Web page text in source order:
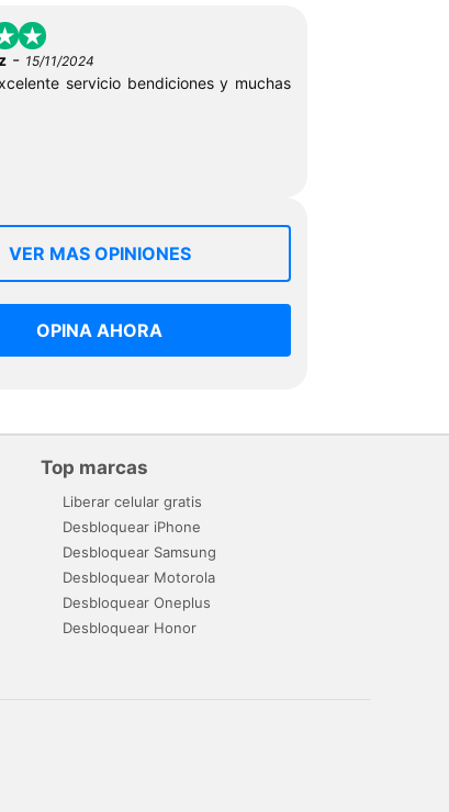
- 15/11/2024
servicio bendiciones y muchas
VER MAS OPINIONES
OPINA AHORA
Top marcas
Liberar celular gratis
Desbloquear iPhone
Desbloquear Samsung
Desbloquear Motorola
Desbloquear Oneplus
Desbloquear Honor